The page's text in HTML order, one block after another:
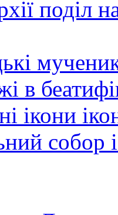
поділ
в
ікони
собор